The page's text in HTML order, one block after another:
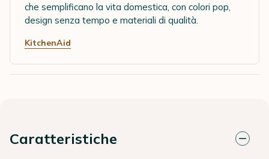
che semplificano la vita domestica, con colori pop,
design senza tempo e materiali di qualità.
KitchenAid
Caratteristiche